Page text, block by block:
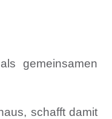
gemeinsamen
schafft damit